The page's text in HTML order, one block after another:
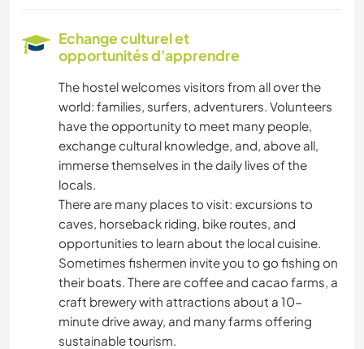
JARDINAGE
CUISINE ET ALIMENTATION
MENUISERIE
ART ET DESIGN
ANIMAUX
SPORTS NAUTIQUES
Echange culturel et
opportunités d'apprendre
The hostel welcomes visitors from all over the
world: families, surfers, adventurers. Volunteers
have the opportunity to meet many people,
exchange cultural knowledge, and, above all,
immerse themselves in the daily lives of the
locals.
There are many places to visit: excursions to
caves, horseback riding, bike routes, and
opportunities to learn about the local cuisine.
Sometimes fishermen invite you to go fishing on
their boats. There are coffee and cacao farms, a
craft brewery with attractions about a 10-
minute drive away, and many farms offering
sustainable tourism.